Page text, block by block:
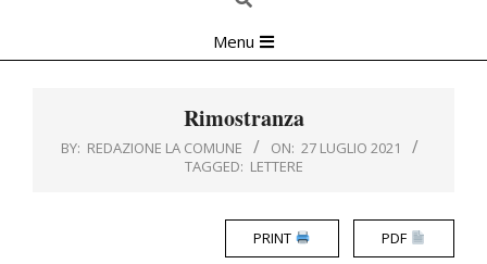
Navigation
Menu
Rimostranza
BY: REDAZIONE LA COMUNE ON: 27 LUGLIO 2021
TAGGED: LETTERE
PRINT PDF